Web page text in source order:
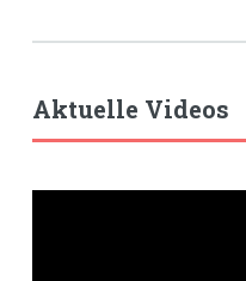
Aktuelle Videos